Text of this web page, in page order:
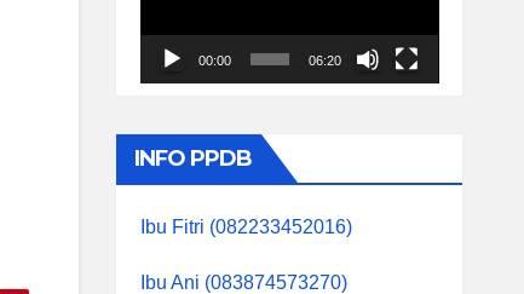
00:00 06:20
INFO PPDB
Ibu Fitri (082233452016)
Ibu Ani (083874573270)